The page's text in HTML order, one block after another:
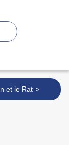
Le Lion et le Rat >